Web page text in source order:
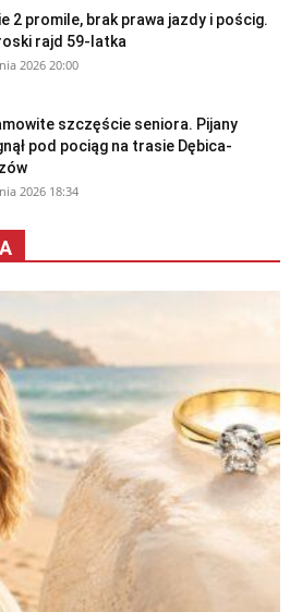
2 promile, brak prawa jazdy i pościg.
rajd 59-latka
2026 20:00
szczęście seniora. Pijany
pod pociąg na trasie Dębica-
2026 18:34